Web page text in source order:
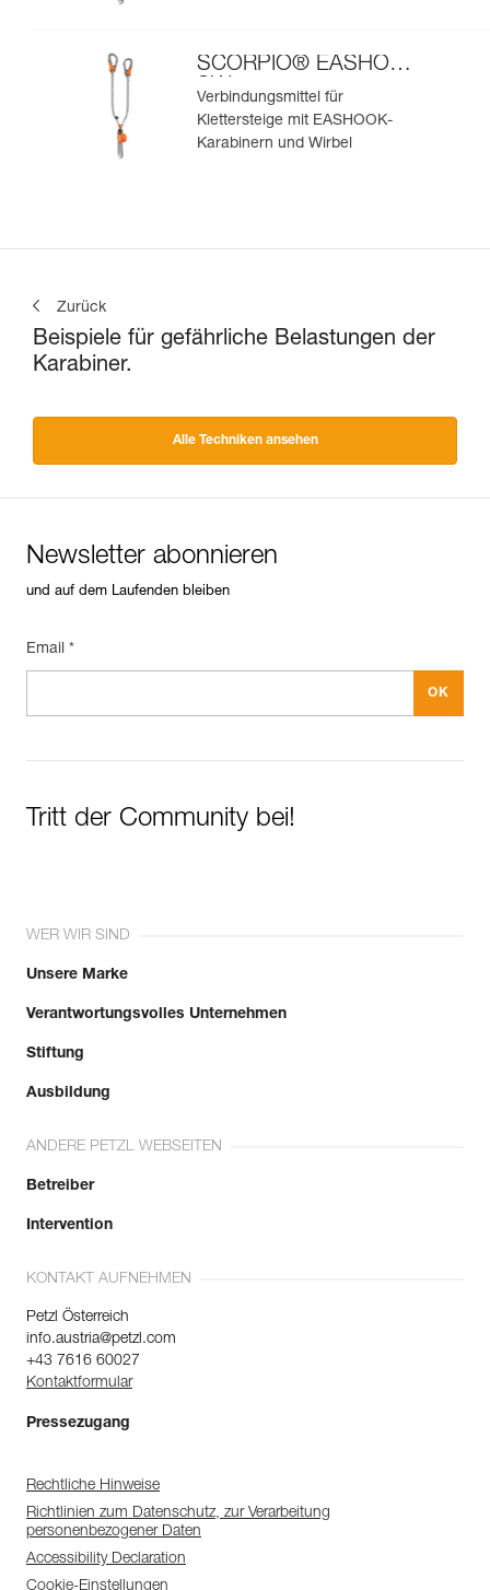
SCORPIO® EASHOOK
SW
Verbindungsmittel für
Klettersteige mit EASHOOK-
Karabinern und Wirbel
Zurück
Beispiele für gefährliche Belastungen der
Karabiner.
Alle Techniken ansehen
Newsletter abonnieren
und auf dem Laufenden bleiben
Email *
Tritt der Community bei!
WER WIR SIND
Unsere Marke
Verantwortungsvolles Unternehmen
Stiftung
Ausbildung
ANDERE PETZL WEBSEITEN
Betreiber
Intervention
KONTAKT AUFNEHMEN
Petzl Österreich
info.austria@petzl.com
+43 7616 60027
Kontaktformular
Pressezugang
Rechtliche Hinweise
Richtlinien zum Datenschutz, zur Verarbeitung
personenbezogener Daten
Accessibility Declaration
Cookie-Einstellungen